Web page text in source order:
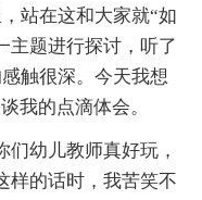
站在这和大家就“如
主题进行探讨，听了
触很深。今天我想
我的点滴体会。
幼儿教师真好玩，
样的话时，我苦笑不